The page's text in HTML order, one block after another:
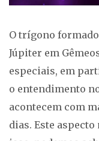
O trígono
Júpiter em
especiais, em
o entendimento
acontecem com
dias. Este